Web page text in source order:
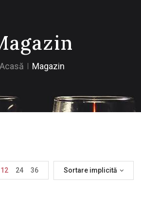
Acasă Magazin
Sortare implicită
12 24 36